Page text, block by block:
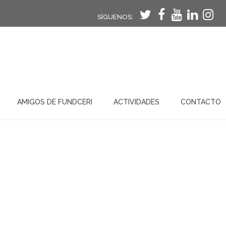
SÍGUENOS:
AMIGOS DE FUNDCERI ACTIVIDADES CONTACTO